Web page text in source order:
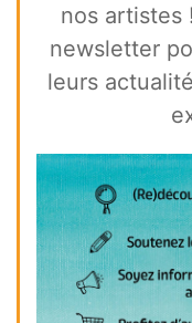
nos artistes
newsletter
leurs